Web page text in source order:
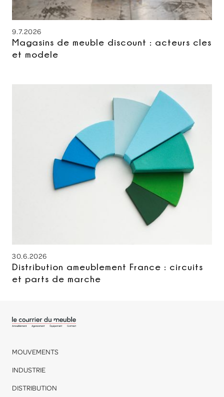
9.7.2026
Magasins de meuble discount : acteurs cles
et modele
30.6.2026
Distribution ameublement France : circuits
et parts de marche
MOUVEMENTS
INDUSTRIE
DISTRIBUTION